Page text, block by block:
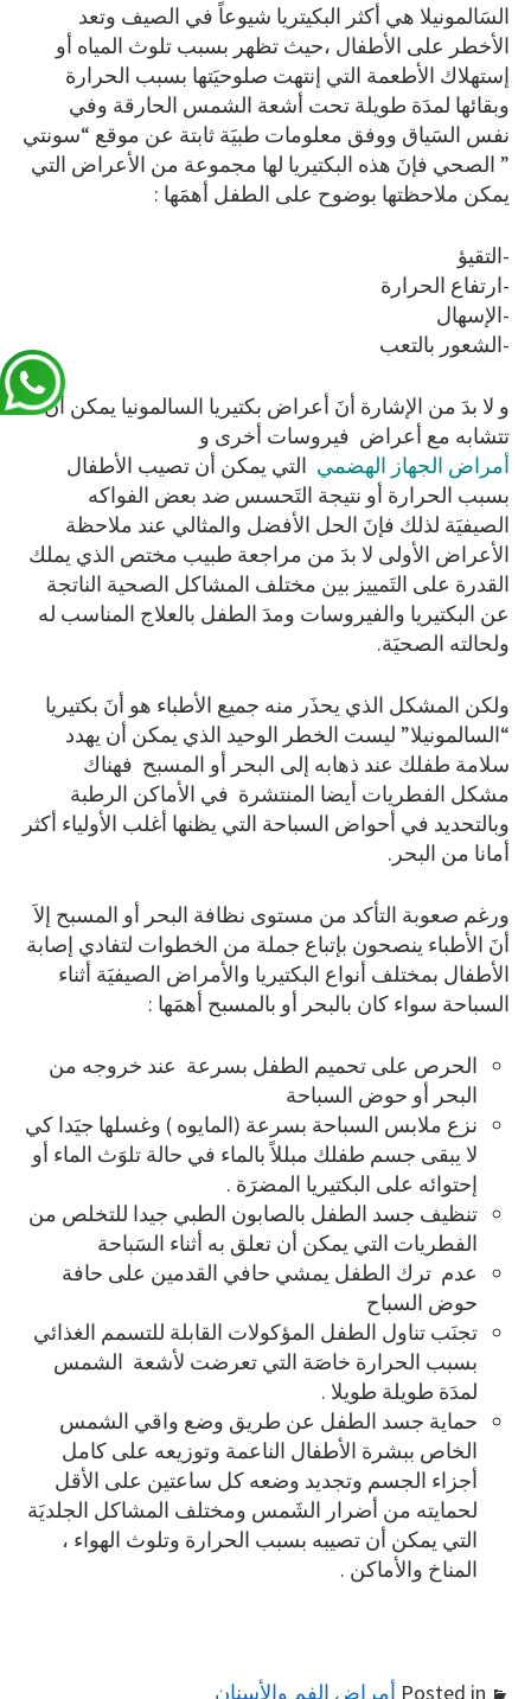
السَالمونيلا هي أكثر البكيتريا شيوعاً في الصيف وتعد
الأخطر على الأطفال ،حيث تظهر بسبب تلوث المياه أو
إستهلاك الأطعمة التي إنتهت صلوحيَتها بسبب الحرارة
وبقائها لمدَة طويلة تحت أشعة الشمس الحارقة وفي
نفس السَياق ووفق معلومات طبيَة ثابتة عن موقع “سونتي
” الصحي فإنَ هذه البكتيريا لها مجموعة من الأعراض التي
يمكن ملاحظتها بوضوح على الطفل أهمَها :
-التقيؤ
-ارتفاع الحرارة
-الإسهال
-الشعور بالتعب
و لا بدَ من الإشارة أنَ أعراض بكتيريا السالمونيا يمكن أن
تتشابه مع أعراض فيروسات أخرى و
أمراض الجهاز الهضمي التي يمكن أن تصيب الأطفال
بسبب الحرارة أو نتيجة التَحسس ضد بعض الفواكه
الصيفيَة لذلك فإنَ الحل الأفضل والمثالي عند ملاحظة
الأعراض الأولى لا بدَ من مراجعة طبيب مختص الذي يملك
القدرة على التَمييز بين مختلف المشاكل الصحية الناتجة
عن البكتيريا والفيروسات ومدَ الطفل بالعلاج المناسب له
ولحالته الصحيَة.
ولكن المشكل الذي يحذَر منه جميع الأطباء هو أنَ بكتيريا
“السالمونيلا” ليست الخطر الوحيد الذي يمكن أن يهدد
سلامة طفلك عند ذهابه إلى البحر أو المسبح فهناك
مشكل الفطريات أيضا المنتشرة في الأماكن الرطبة
وبالتحديد في أحواض السباحة التي يظنها أغلب الأولياء أكثر
أمانا من البحر.
ورغم صعوبة التأكد من مستوى نظافة البحر أو المسبح إلاَ
أنَ الأطباء ينصحون بإتباع جملة من الخطوات لتفادي إصابة
الأطفال بمختلف أنواع البكتيريا والأمراض الصيفيَة أثناء
السباحة سواء كان بالبحر أو بالمسبح أهمَها :
الحرص على تحميم الطفل بسرعة عند خروجه من
البحر أو حوض السباحة
نزع ملابس السباحة بسرعة (المايوه ) وغسلها جيَدا كي
لا يبقى جسم طفلك مبللاً بالماء في حالة تلوَث الماء أو
إحتوائه على البكتيريا المضرَة .
تنظيف جسد الطفل بالصابون الطبي جيدا للتخلص من
الفطريات التي يمكن أن تعلق به أثناء السَباحة
عدم ترك الطفل يمشي حافي القدمين على حافة
حوض السباح
تجنَب تناول الطفل المؤكولات القابلة للتسمم الغذائي
بسبب الحرارة خاصَة التي تعرضت لأشعة الشمس
لمدَة طويلة طويلا .
حماية جسد الطفل عن طريق وضع واقي الشمس
الخاص ببشرة الأطفال الناعمة وتوزيعه على كامل
أجزاء الجسم وتجديد وضعه كل ساعتين على الأقل
لحمايته من أضرار الشَمس ومختلف المشاكل الجلديَة
التي يمكن أن تصيبه بسبب الحرارة وتلوث الهواء ،
المناخ والأماكن .
Posted in أمراض الفم والأسنان